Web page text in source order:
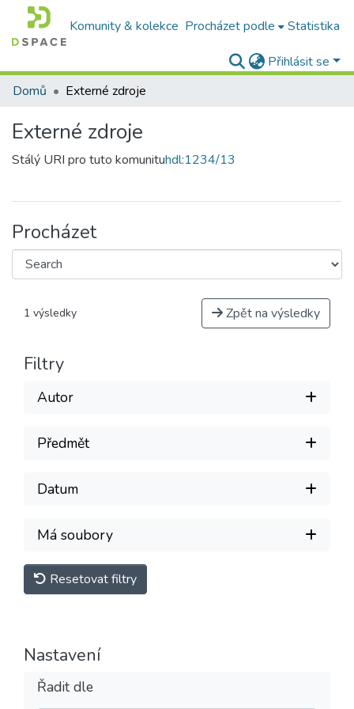
Komunity & kolekce Procházet podle Statistika
Přihlásit se
Domů
Externé zdroje
Externé zdroje
Stálý URI pro tuto komunituhdl:1234/13
Procházet
1 výsledky Zpět na výsledky
Filtry
Autor
Předmět
Datum
Má soubory
Resetovat filtry
Nastavení
Řadit dle